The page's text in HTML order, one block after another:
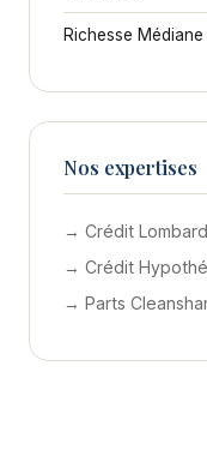
Richesse Médiane
Nos expertises
→ Crédit Lombard
→ Crédit
→ Parts